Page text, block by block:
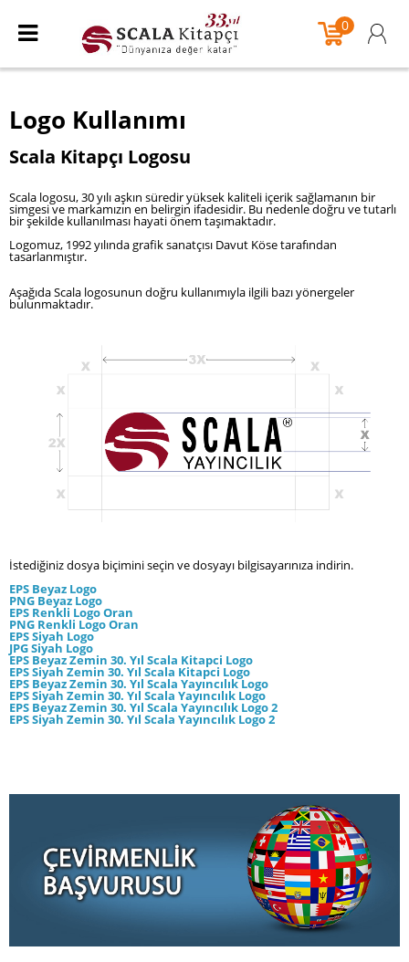
0
Logo Kullanımı
Scala Kitapçı Logosu
Scala logosu, 30 yılı aşkın süredir yüksek kaliteli içerik sağlamanın bir
simgesi ve markamızın en belirgin ifadesidir. Bu nedenle doğru ve tutarlı
bir şekilde kullanılması hayati önem taşımaktadır.
Logomuz, 1992 yılında grafik sanatçısı Davut Köse tarafından
tasarlanmıştır.
Aşağıda Scala logosunun doğru kullanımıyla ilgili bazı yönergeler
bulunmaktadır.
İstediğiniz dosya biçimini seçin ve dosyayı bilgisayarınıza indirin.
EPS Beyaz Logo
PNG Beyaz Logo
EPS Renkli Logo Oran
PNG Renkli Logo Oran
EPS Siyah Logo
JPG Siyah Logo
EPS Beyaz Zemin 30. Yıl Scala Kitapci Logo
EPS Siyah Zemin 30. Yıl Scala Kitapci Logo
EPS Beyaz Zemin 30. Yıl Scala Yayıncılık Logo
EPS Siyah Zemin 30. Yıl Scala Yayıncılık Logo
EPS Beyaz Zemin 30. Yıl Scala Yayıncılık Logo 2
EPS Siyah Zemin 30. Yıl Scala Yayıncılık Logo 2